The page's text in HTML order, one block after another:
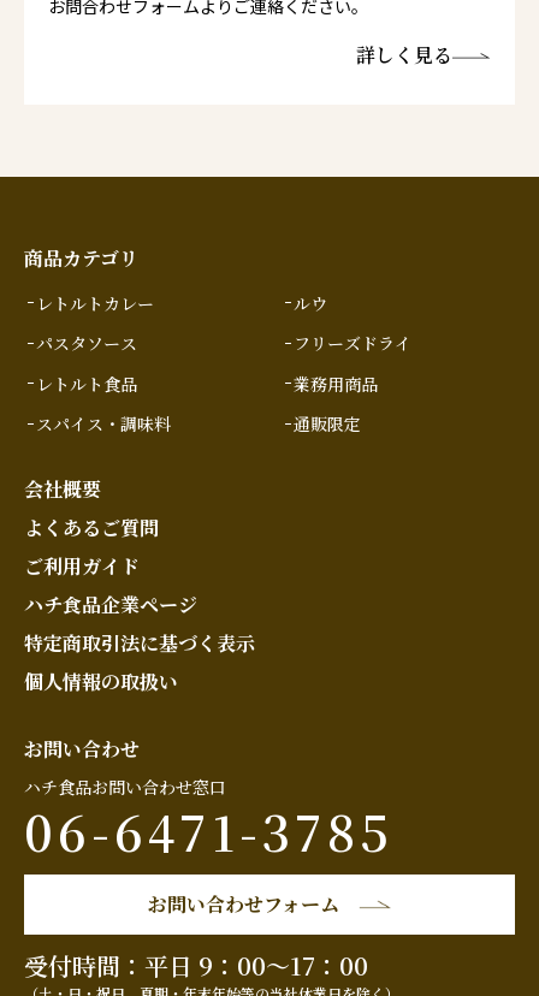
お問合わせフォームよりご連絡ください。
詳しく見る
商品カテゴリ
レトルトカレー
パスタソース
レトルト食品
スパイス・調味料
ルウ
フリーズドライ
業務用商品
通販限定
会社概要
よくあるご質問
ご利用ガイド
ハチ食品企業ページ
特定商取引法に基づく表示
個人情報の取扱い
お問い合わせ
ハチ食品お問い合わせ窓口
06-6471-3785
お問い合わせフォーム
受付時間：平日 9：00～17：00